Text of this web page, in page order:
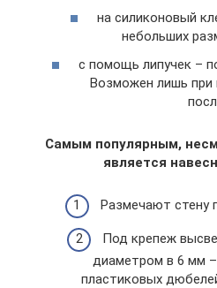
на силиконовый
небольших
с помощь липучек –
Возможен лишь при
Самым популярным,
является
Размечают стену
Под крепеж
диаметром в 6 мм
пластиковых